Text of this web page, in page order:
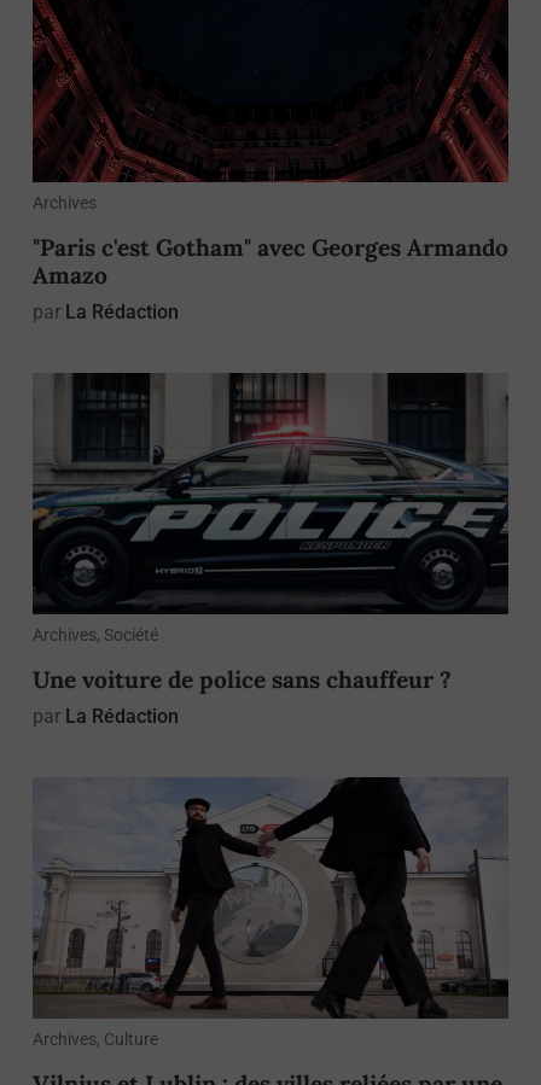
Archives
"Paris c'est Gotham" avec Georges Armando
Amazo
par La Rédaction
Archives, Société
Une voiture de police sans chauffeur ?
par La Rédaction
Archives, Culture